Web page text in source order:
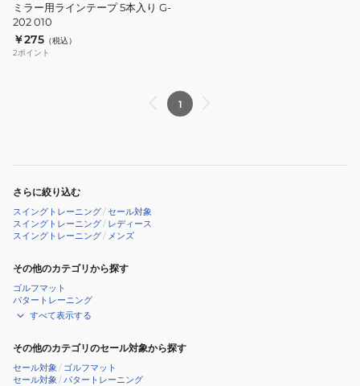
ン
グ
ミ
ン
ー
プ
5
入
り
G-
010
ミラー用ラインテープ 5本入り G-
202 010
￥275 （税込）
2ポイント
1
さらに絞り込む
スイングトレーニング/セール対象
スイングトレーニング/ レディース
スイングトレーニング/ メンズ
その他のカテゴリから探す
ゴルフマット
パタートレーニング
すべて表示する
その他のカテゴリのセール対象から探す
セール対象 / ゴルフマット
セール対象 /パタートレーニング